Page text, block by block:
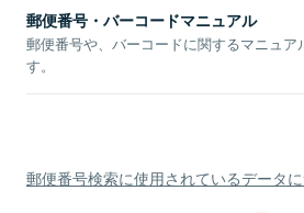
郵便番号・バーコードマニュアル
郵便番号や、バーコードに関するマニュア
す。
郵便番号検索に使用されているデータ